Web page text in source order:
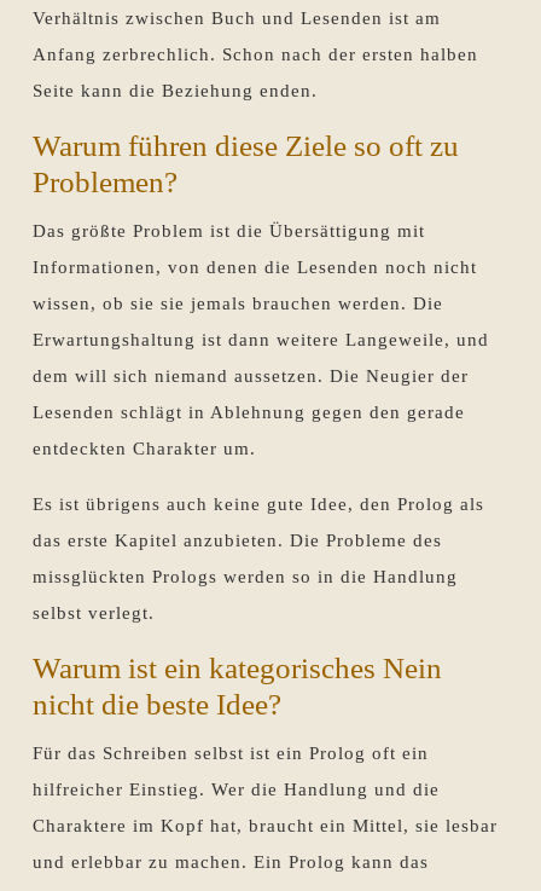
Verhältnis zwischen Buch und Lesenden ist am
Anfang zerbrechlich. Schon nach der ersten halben
Seite kann die Beziehung enden.
Warum führen diese Ziele so oft zu
Problemen?
Das größte Problem ist die Übersättigung mit
Informationen, von denen die Lesenden noch nicht
wissen, ob sie sie jemals brauchen werden. Die
Erwartungshaltung ist dann weitere Langeweile, und
dem will sich niemand aussetzen. Die Neugier der
Lesenden schlägt in Ablehnung gegen den gerade
entdeckten Charakter um.
Es ist übrigens auch keine gute Idee, den Prolog als
das erste Kapitel anzubieten. Die Probleme des
missglückten Prologs werden so in die Handlung
selbst verlegt.
Warum ist ein kategorisches Nein
nicht die beste Idee?
Für das Schreiben selbst ist ein Prolog oft ein
hilfreicher Einstieg. Wer die Handlung und die
Charaktere im Kopf hat, braucht ein Mittel, sie lesbar
und erlebbar zu machen. Ein Prolog kann das